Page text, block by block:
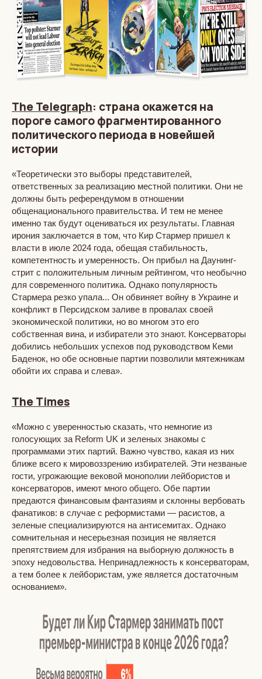
The Telegraph: страна окажется на
пороге самого фрагментированного
политического периода в новейшей
истории
«Теоретически это выборы представителей,
ответственных за реализацию местной политики. Они не
должны быть референдумом в отношении
общенационального правительства. И тем не менее
именно так будут оцениваться их результаты. Главная
ирония заключается в том, что Кир Стармер пришел к
власти в июле 2024 года, обещая стабильность,
компетентность и умеренность. Он прибыл на Даунинг-
стрит с положительным личным рейтингом, что необычно
для современного политика. Однако популярность
Стармера резко упала... Он обвиняет войну в Украине и
конфликт в Персидском заливе в провалах своей
экономической политики, но во многом это его
собственная вина, и избиратели это знают. Консерваторы
добились небольших успехов под руководством Кеми
Баденок, но обе основные партии позволили мятежникам
обойти их справа и слева».
The Times
«Можно с уверенностью сказать, что немногие из
голосующих за Reform UK и зеленых знакомы с
программами этих партий. Важно чувство, какая из них
ближе всего к мировоззрению избирателей. Эти незваные
гости, угрожающие вековой монополии лейбористов и
консерваторов, имеют много общего. Обе партии
предаются финансовым фантазиям и склонны вербовать
фанатиков: в случае с реформистами — расистов, а
зеленые специализируются на антисемитах. Однако
сомнительная и несерьезная позиция не является
препятствием для избрания на выборную должность в
эпоху недовольства. Непринадлежность к консерваторам,
а тем более к лейбористам, уже является достаточным
основанием».